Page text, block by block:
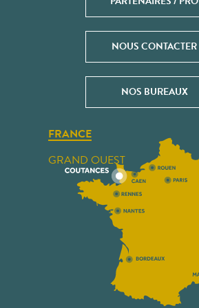
NOUS CONTACTER
NOS BUREAUX
FRANCE
GRAND OUEST